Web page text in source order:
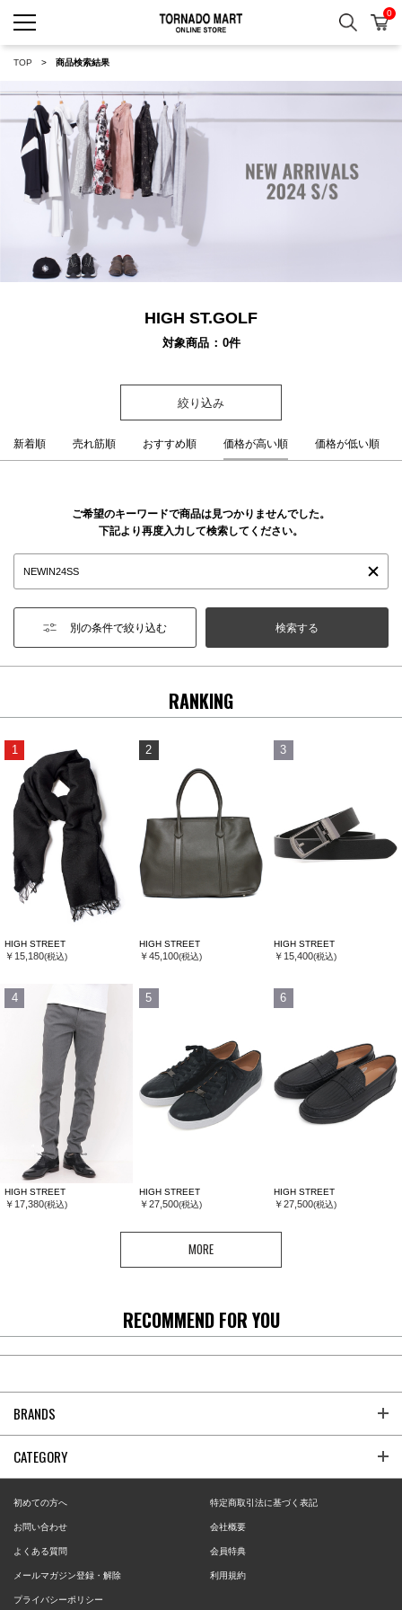
検索 カ
0
TOP 商品検索結果
HIGH ST.GOLF
対象商品 0件
絞り込み
新着順 売れ筋順 おすすめ順 価格が高い順 価格が低い順
ご希望のキーワードで商品は見つかりませんでした。
下記より再度入力して検索してください。
別の条件で絞り込む
RANKING
1
HIGH STREET
￥15,180(税込)
2
HIGH STREET
￥45,100(税込)
3
HIGH STREET
￥15,400(税込)
4
HIGH STREET
￥17,380(税込)
5
HIGH STREET
￥27,500(税込)
6
HIGH STREET
￥27,500(税込)
MORE
RECOMMEND FOR YOU
BRANDS
CATEGORY
初めての方へ 特定商取引法に基づく表記
お問い合わせ 会社概要
よくある質問 会員特典
メールマガジン登録・解除 利用規約
プライバシーポリシー